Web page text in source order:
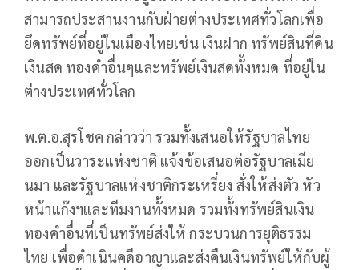
สามารถประสานงานกับฝ่ายต่างประเทศทั่วโลกเพื่อ
ยึดทรัพย์ที่อยู่ในเมืองไทยเช่น เงินฝาก ทรัพย์สินที่ดิน
เงินสด ทองคำอื่นๆและทรัพย์เงินสดทั้งหมด ที่อยู่ใน
ต่างประเทศทั่วโลก
พ.ต.อ.สุรโชค กล่าวว่า รวมทั้งเสนอให้รัฐบาลไทย
ออกเป็นวาระแห่งชาติ แจ้งข้อเสนอต่อรัฐบาลเมีย
นมา และรัฐบาลแห่งชาติกระเหรี่ยง สั่งให้ส่งตัว หัว
หน้าแก๊งฯและทีมงานทั้งหมด รวมทั้งทรัพย์สินเงิน
ทองคำอื่นที่เป็นทรัพย์ส่งให้ กระบวนการยุติธรรม
ไทย เพื่อดำเนินคดีอาญาและส่งคืนเงินทรัพย์ให้กับผู้